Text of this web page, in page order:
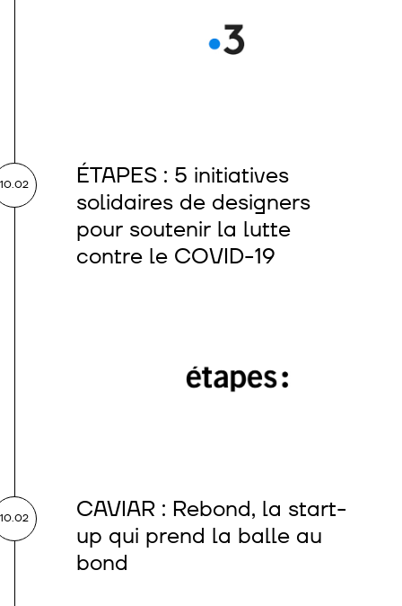
10.02
ÉTAPES : 5 initiatives
solidaires de designers
pour soutenir la lutte
contre le COVID-19
10.02
CAVIAR : Rebond, la start-
up qui prend la balle au
bond